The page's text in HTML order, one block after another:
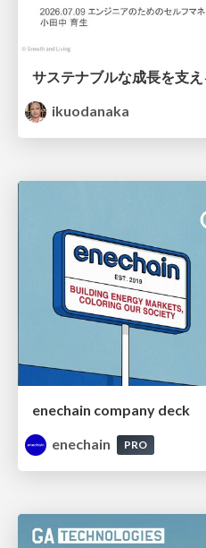
ikuodanaka
enechain company deck
enechain
PRO